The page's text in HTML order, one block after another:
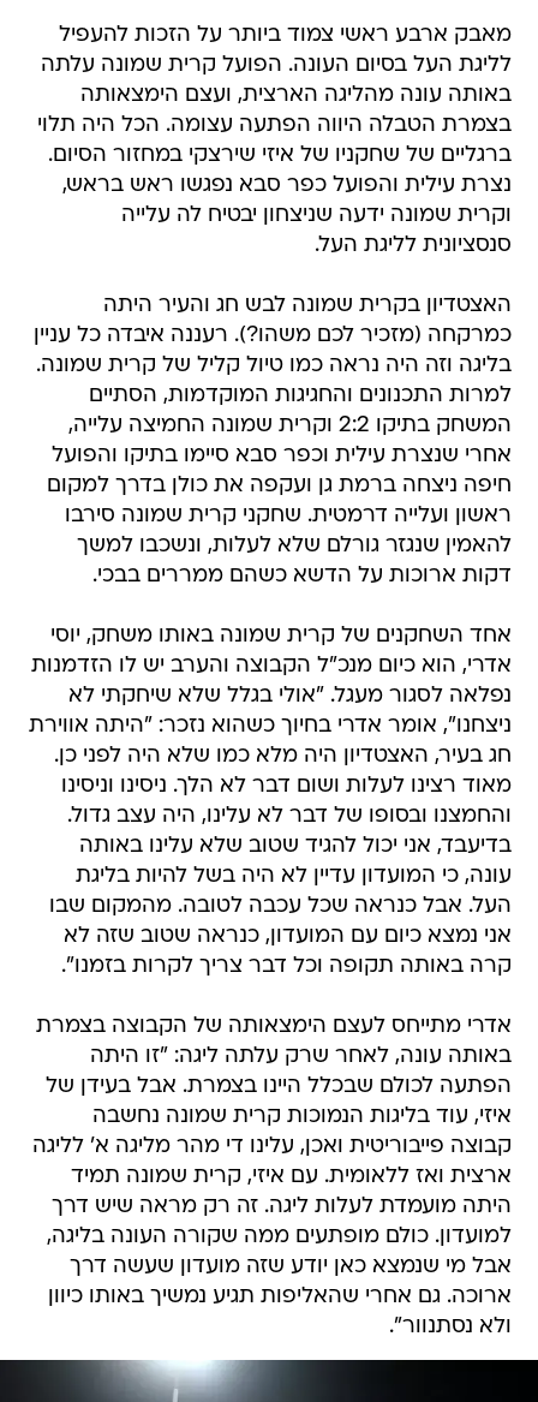
מאבק ארבע ראשי צמוד ביותר על הזכות להעפיל
לליגת העל בסיום העונה. הפועל קרית שמונה עלתה
באותה עונה מהליגה הארצית, ועצם הימצאותה
בצמרת הטבלה היווה הפתעה עצומה. הכל היה תלוי
ברגליים של שחקניו של איזי שירצקי במחזור הסיום.
נצרת עילית והפועל כפר סבא נפגשו ראש בראש,
וקרית שמונה ידעה שניצחון יבטיח לה עלייה
סנסציונית לליגת העל.
האצטדיון בקרית שמונה לבש חג והעיר היתה
כמרקחה (מזכיר לכם משהו?). רעננה איבדה כל עניין
בליגה וזה היה נראה כמו טיול קליל של קרית שמונה.
למרות התכנונים והחגיגות המוקדמות, הסתיים
המשחק בתיקו 2:2 וקרית שמונה החמיצה עלייה,
אחרי שנצרת עילית וכפר סבא סיימו בתיקו והפועל
חיפה ניצחה ברמת גן ועקפה את כולן בדרך למקום
ראשון ועלייה דרמטית. שחקני קרית שמונה סירבו
להאמין שנגזר גורלם שלא לעלות, ונשכבו למשך
דקות ארוכות על הדשא כשהם ממררים בבכי.
אחד השחקנים של קרית שמונה באותו משחק, יוסי
אדרי, הוא כיום מנכ"ל הקבוצה והערב יש לו הזדמנות
נפלאה לסגור מעגל. "אולי בגלל שלא שיחקתי לא
ניצחנו", אומר אדרי בחיוך כשהוא נזכר: "היתה אווירת
חג בעיר, האצטדיון היה מלא כמו שלא היה לפני כן.
מאוד רצינו לעלות ושום דבר לא הלך. ניסינו וניסינו
והחמצנו ובסופו של דבר לא עלינו, היה עצב גדול.
בדיעבד, אני יכול להגיד שטוב שלא עלינו באותה
עונה, כי המועדון עדיין לא היה בשל להיות בליגת
העל. אבל כנראה שכל עכבה לטובה. מהמקום שבו
אני נמצא כיום עם המועדון, כנראה שטוב שזה לא
קרה באותה תקופה וכל דבר צריך לקרות בזמנו".
אדרי מתייחס לעצם הימצאותה של הקבוצה בצמרת
באותה עונה, לאחר שרק עלתה ליגה: "זו היתה
הפתעה לכולם שבכלל היינו בצמרת. אבל בעידן של
איזי, עוד בליגות הנמוכות קרית שמונה נחשבה
קבוצה פייבוריטית ואכן, עלינו די מהר מליגה א' לליגה
ארצית ואז ללאומית. עם איזי, קרית שמונה תמיד
היתה מועמדת לעלות ליגה. זה רק מראה שיש דרך
למועדון. כולם מופתעים ממה שקורה העונה בליגה,
אבל מי שנמצא כאן יודע שזה מועדון שעשה דרך
ארוכה. גם אחרי שהאליפות תגיע נמשיך באותו כיוון
ולא נסתנוור".